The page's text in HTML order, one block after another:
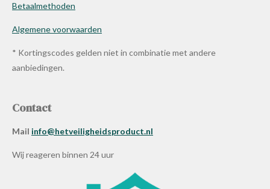
Betaalmethoden
Algemene voorwaarden
* Kortingscodes gelden niet in combinatie met andere
aanbiedingen.
Contact
Mail info@hetveiligheidsproduct.nl
Wij reageren binnen 24 uur